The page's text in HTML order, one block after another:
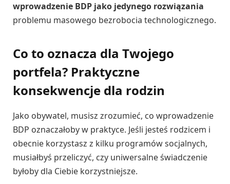
wprowadzenie BDP jako jedynego rozwiązania
problemu masowego bezrobocia technologicznego.
Co to oznacza dla Twojego
portfela? Praktyczne
konsekwencje dla rodzin
Jako obywatel, musisz zrozumieć, co wprowadzenie
BDP oznaczałoby w praktyce. Jeśli jesteś rodzicem i
obecnie korzystasz z kilku programów socjalnych,
musiałbyś przeliczyć, czy uniwersalne świadczenie
byłoby dla Ciebie korzystniejsze.